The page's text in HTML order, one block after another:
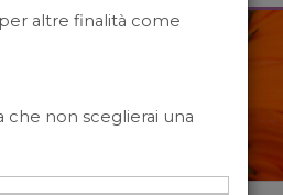
altre finalità come
che non sceglierai una